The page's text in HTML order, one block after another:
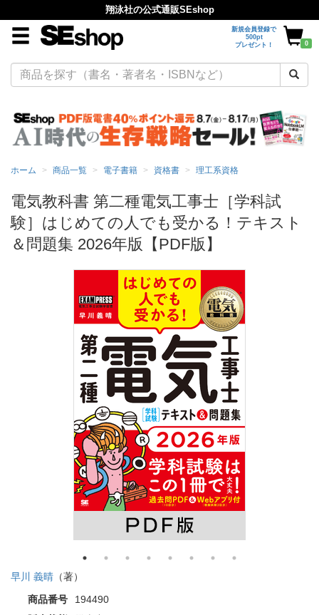
翔泳社の公式通販SEshop
新規会員登録で
500pt
プレゼント！
0
ホーム 商品一覧 電子書籍 資格書 理工系資格
電気教科書 第二種電気工事士［学科試
験］はじめての人でも受かる！テキスト
＆問題集 2026年版【PDF版】
早川 義晴 （著）
商品番号
194490